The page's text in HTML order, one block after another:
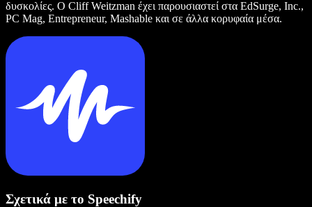
δυσκολίες. Ο Cliff Weitzman έχει παρουσιαστεί στα EdSurge, Inc.,
PC Mag, Entrepreneur, Mashable και σε άλλα κορυφαία μέσα.
Σχετικά με το Speechify